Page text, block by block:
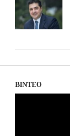
ΒΙΝΤΕΟ